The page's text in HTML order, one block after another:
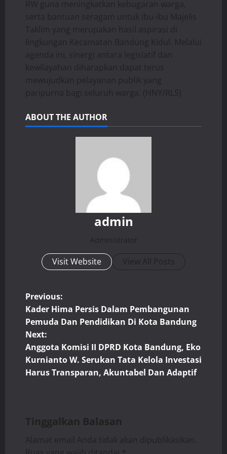
RW guna meningkatkan kebugaran warga,
serta bantuan seragam untuk ibu-ibu Majelis
Taklim yang merupakan hasil aspirasi di
lingkungan Kecamatan Bandung Kidul. Melalui
agenda ini, sinergi antara legislatif dan
kewilayahan diharapkan dapat terus
mewujudkan pelayanan publik yang
paripurna bagi seluruh warga. (HNY/RLS)
ABOUT THE AUTHOR
admin
Administrator
Visit Website View All Posts
P
o
s
t
v
i
Previous:
Kader Hima Persis Dalam Pembangunan
Pemuda Dan Pendidikan Di Kota Bandung
Next:
Anggota Komisi II DPRD Kota Bandung, Eko
Kurnianto W. Serukan Tata Kelola Investasi
Harus Transparan, Akuntabel Dan Adaptif
Tinggalkan Balasan
Alamat email Anda tidak akan dipublikasikan.